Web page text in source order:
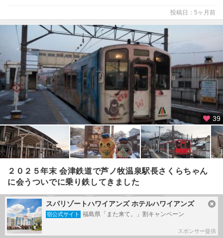
投稿日：5ヶ月前
39
２０２５年末 会津鉄道で芦ノ牧温泉駅長さくらちゃん
に会うついでに乗り鉄してきました
#さくら駅長 # ねこ駅長 #会津若松 # 会津鉄道
# 芦ノ牧温泉駅 #鶴ヶ城 #七日町通り #会津
会津若松
スパリゾートハワイアンズ ホテルハワイアンズ
宿公式サイト 福島県「また来て。」割キャンペーン
スポンサー提供